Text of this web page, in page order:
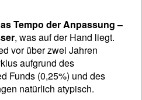
Tempo der Anpassung –
, was auf der Hand liegt.
vor über zwei Jahren
aufgrund des
Funds (0,25%) und des
natürlich atypisch.